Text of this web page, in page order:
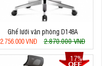
Ghế lưới văn phòng D148A
2.756.000 VNĐ
2.870.000 VNĐ
17%